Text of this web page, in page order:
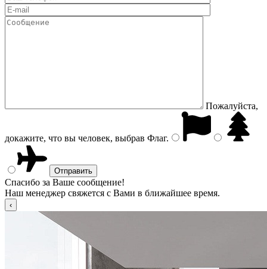
Пожалуйста,
докажите, что вы человек, выбрав Флаг.
Спасибо за Ваше сообщение!
Наш менеджер свяжется с Вами в ближайшее время.